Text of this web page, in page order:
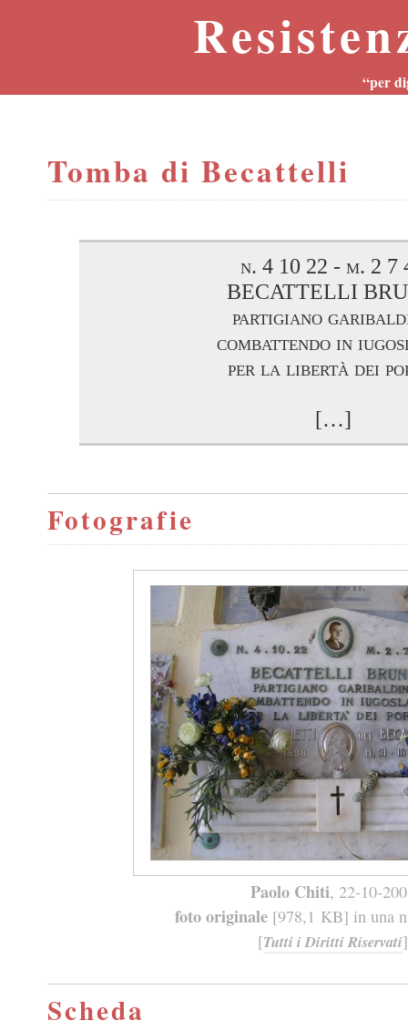
“per
Tomba di Becattelli
n. 4 10 22 - m. 2 7
BECATTELLI
partigiano
combattendo in
per la libertà dei
[…]
Fotografie
Paolo Chiti, 22-10-
foto originale [978,1 KB] in una
[Tutti i Diritti Riservati]
Scheda